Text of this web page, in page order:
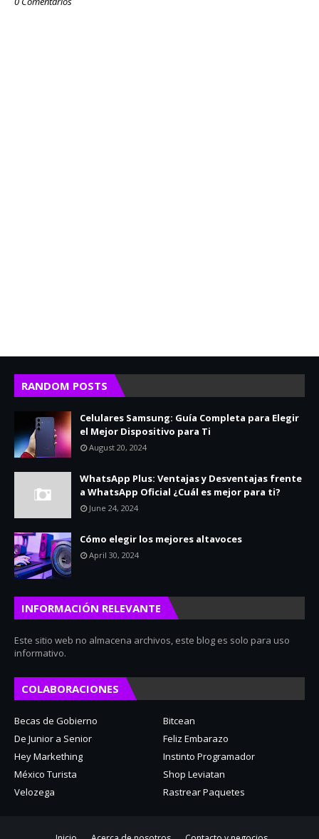
RANDOM POSTS
Celulares Samsung: Guía Completa para Elegir
el Mejor Dispositivo para Ti
August 20, 2024
WhatsApp Plus: Ventajas y Desventajas frente
a WhatsApp Oficial ¿Cuál es mejor para ti?
June 24, 2024
Cómo elegir los mejores altavoces
April 30, 2024
INFORMACIÓN RELEVANTE
Este sitio web no almacena archivos, este blog es solo para uso
informativo.
COLABORACIONES
Becas de Gobierno
Bitcean
De Junior a Senior
Feliz Embarazo
Hey Markething
Instinto Programador
México Turista
Shop Leviatan
Velozega
Rastrear Paquetes